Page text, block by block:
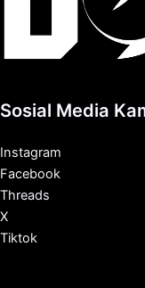
Sosial Media
Instagram
Facebook
Threads
X
Tiktok